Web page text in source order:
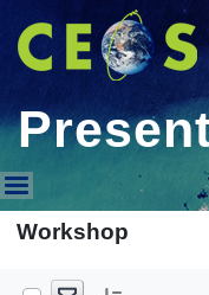
Workshop